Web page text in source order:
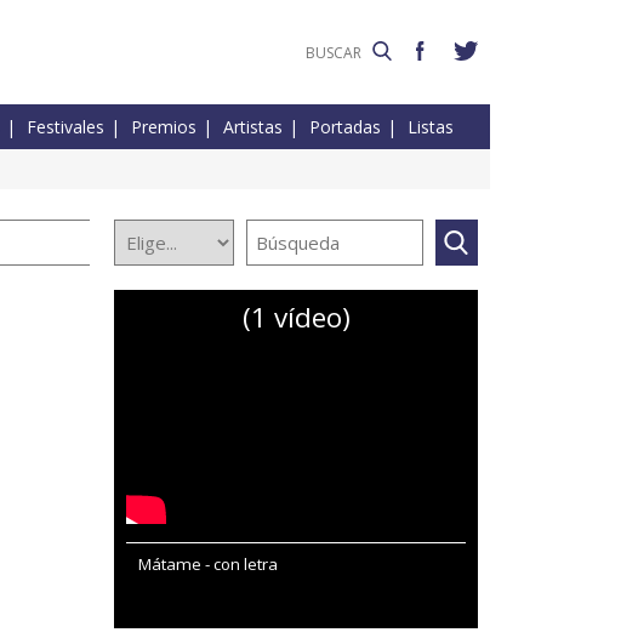
Festivales Premios Artistas Portadas Listas
(1 vídeo)
Mátame - con letra